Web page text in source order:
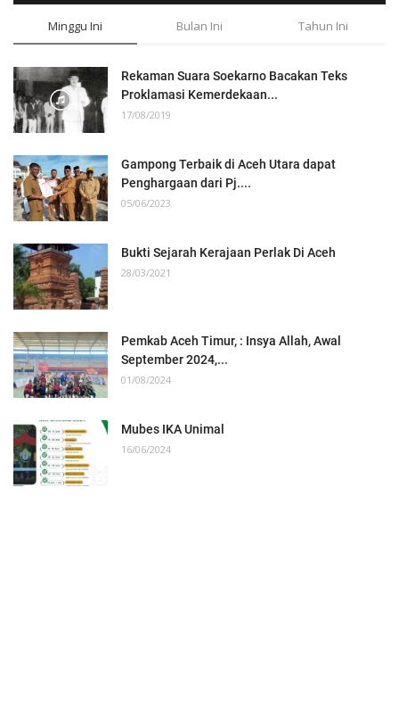
Minggu Ini Bulan Ini Tahun Ini
Rekaman Suara Soekarno Bacakan Teks
Proklamasi Kemerdekaan...
17/08/2019
Gampong Terbaik di Aceh Utara dapat
Penghargaan dari Pj....
05/06/2023
Bukti Sejarah Kerajaan Perlak Di Aceh
28/03/2021
Pemkab Aceh Timur, : Insya Allah, Awal
September 2024,...
01/08/2024
Mubes IKA Unimal
16/06/2024